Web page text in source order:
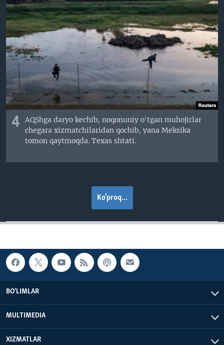
4
AQShga daryo kechib, noqonuniy o'tgan muhojirlar
chegara xizmatchilaridan qochib, yana Meksika
tomon qaytmoqda. Texas shtati.
Ko'proq...
BO'LIMLAR
MULTIMEDIA
XIZMATLAR